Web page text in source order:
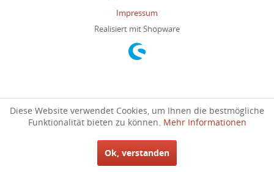
Impressum
Realisiert mit Shopware
Diese Website verwendet Cookies, um Ihnen die bestmögliche
Funktionalität bieten zu können. Mehr Informationen
Ok, verstanden